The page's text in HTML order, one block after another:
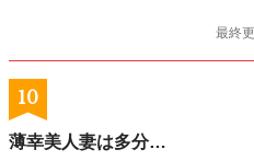
最終
10
薄幸美人妻は多分…